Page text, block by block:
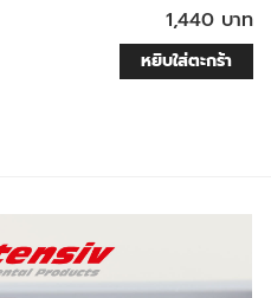
1,440 บาท
หยิบใส่ตะกร้า